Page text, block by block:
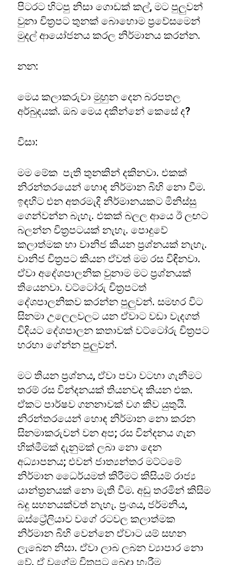
පිටරට හිටපු නිසා ගොඩක් කල්, මට පුලුවන්
වුනා චිත්‍රපට තුනක් බොහොම ප්‍රවේසමෙන්
මුදල් ආයෝජනය කරල නිර්මානය කරන්න.
නන:
මෙය කලාකරුවා මුහුන දෙන බරපතල
අර්බුදයක්. ඔබ මෙය දකින්නේ කෙසේ ද?
විසා:
මම මේක පැති තුනකින් දකිනවා. එකක්
නිරන්තරයෙන් හොඳ නිර්මාන බිහි නො වීම.
ඉඳහිට එන අතරමැදි නිර්මානයකට මිනිස්සු
ගෙන්වන්න බැහැ. එකක් බලල ආයෙ ඊ ලඟට
බලන්න චිත්‍රපටයක් නැහැ. පොදුවේ
කලාත්මක හා වානිජ කියන ප්‍රශ්නයක් නැහැ.
වානිජ චිත්‍රපට කියන ඒවත් මම රස විඳිනවා.
ඒවා අදේශපාලනික වුනාම මට ප්‍රශ්නයක්
තියෙනවා. වට්ටෝරු චිත්‍රපටත්
දේශපාලනිකව කරන්න පුලුවන්. සමහර විට
සිනමා උලෙලවලට යන ඒවාට වඩා වැදගත්
විදියට දේශපාලන කතාවක් වට්ටෝරු චිත්‍රපට
හරහා ගේන්න පුලුවන්.
මට තියන ප්‍රශ්නය, ඒවා පවා වටහා ගැනීමට
තරම් රස වින්දනයක් තියනවද කියන එක.
ඒකට පාර්ෂව ගනනාවක් වග කිව යුතුයි.
නිරන්තරයෙන් හොඳ නිර්මාන නො කරන
සිනමාකරුවන් වන අප; රස වින්දනය ගැන
හික්මීමක් දැනුමක් ලබා නො දෙන
අධ්‍යාපනය; එවන් ජාත්‍යන්තර මට්ටමේ
නිර්මාන ධෛර්යමත් කිරීමට කිසියම් රාජ්‍ය
යාන්ත්‍රනයක් නො මැති වීම. අඩු තරමින් කිසිම
බදු සහනයක්වත් නැහැ. ප්‍රංශය, ජර්මනිය,
ඔස්ට්‍රේලියාව වගේ රටවල කලාත්මක
නිර්මාන බිහි වෙන්නෙ ඒවාට යම් සහන
ලැබෙන නිසා. ඒවා ලාබ ලබන ව්‍යාපාර නො
වේ. ඒ වගේම චිත්‍රපට බෙදා හැරීම